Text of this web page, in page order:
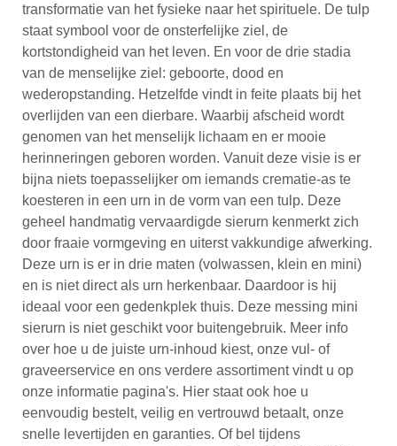
transformatie van het fysieke naar het spirituele. De tulp
staat symbool voor de onsterfelijke ziel, de
kortstondigheid van het leven. En voor de drie stadia
van de menselijke ziel: geboorte, dood en
wederopstanding. Hetzelfde vindt in feite plaats bij het
overlijden van een dierbare. Waarbij afscheid wordt
genomen van het menselijk lichaam en er mooie
herinneringen geboren worden. Vanuit deze visie is er
bijna niets toepasselijker om iemands crematie-as te
koesteren in een urn in de vorm van een tulp. Deze
geheel handmatig vervaardigde sierurn kenmerkt zich
door fraaie vormgeving en uiterst vakkundige afwerking.
Deze urn is er in drie maten (volwassen, klein en mini)
en is niet direct als urn herkenbaar. Daardoor is hij
ideaal voor een gedenkplek thuis. Deze messing mini
sierurn is niet geschikt voor buitengebruik. Meer info
over hoe u de juiste urn-inhoud kiest, onze vul- of
graveerservice en ons verdere assortiment vindt u op
onze informatie pagina's. Hier staat ook hoe u
eenvoudig bestelt, veilig en vertrouwd betaalt, onze
snelle levertijden en garanties. Of bel tijdens